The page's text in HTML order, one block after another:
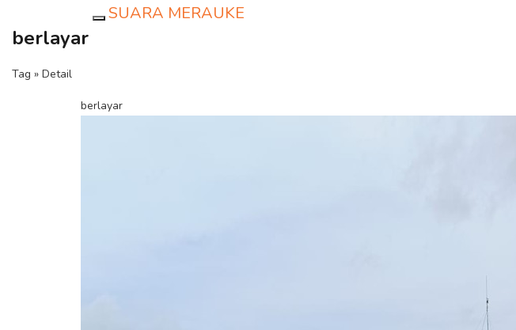
SUARA MERAUKE
berlayar
Tag » Detail
berlayar